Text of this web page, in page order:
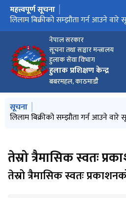
नेपाल सरकार
सूचना तथा सञ्चार मन्त्रालय
हुलाक सेवा विभाग
हुलाक प्रशिक्षण केन्द्र
बबरमहल, काठमाडौै
मुख्य नेभिगेसनमा जानुहोस्
महत्त्वपूर्ण सूचना
हुलाक The Post
तेस्रो त्रैमासिक स्वतः प्रकाशनको सूचना
लिलाम बिक्रीको सम्झौता गर्न आउने
हुलाक पत्रिकाअंक २१२ को लागि लेख
काठ दाउरा लिलाम सम्बन्धी वोलपत्रको
मुख्य नेभिगेसनमा जानुहोस्
सूचना
हुलाक The Post
तेस्रो त्रैमासिक स्वतः प्रकाशनको सूचना
लिलाम बिक्रीको सम्झौता गर्न आउने
हुलाक पत्रिकाअंक २१२ को लागि लेख
काठ दाउरा लिलाम सम्बन्धी वोलपत्रको
तेस्रो त्रैमासिक स्वतः
तेस्रो त्रैमासिक स्वतः